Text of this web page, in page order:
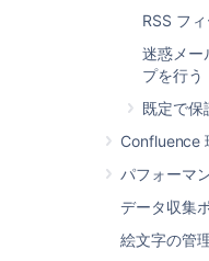
RSS フ
迷惑メー
プを行う
既定で保
Confluence
パフォーマ
データ収集
絵文字の管
cookie キーと
既定では、この
INSTALLATION/
INF/classes/
cookie には一意